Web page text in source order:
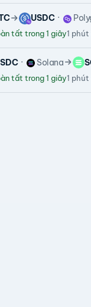
USDC
tất trong 1 giây1
Solana
tất trong 1 giây1